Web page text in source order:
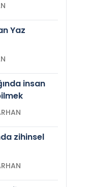
Yaz
insan
TARHAN
zihinsel
TARHAN